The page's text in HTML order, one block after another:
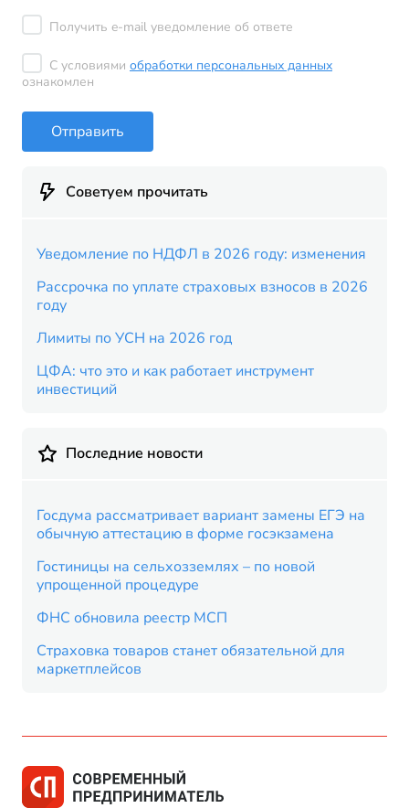
Получить e-mail уведомление об ответе
С условиями обработки персональных данных
ознакомлен
Отправить
Советуем прочитать
Уведомление по НДФЛ в 2026 году: изменения
Рассрочка по уплате страховых взносов в 2026
году
Лимиты по УСН на 2026 год
ЦФА: что это и как работает инструмент
инвестиций
Последние новости
Госдума рассматривает вариант замены ЕГЭ на
обычную аттестацию в форме госэкзамена
Гостиницы на сельхозземлях – по новой
упрощенной процедуре
ФНС обновила реестр МСП
Страховка товаров станет обязательной для
маркетплейсов